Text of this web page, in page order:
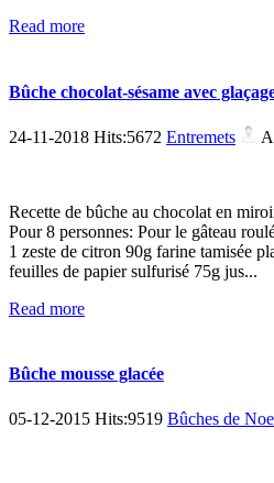
Read more
Bûche chocolat-sésame avec
24-11-2018 Hits:5672 Entremets
Recette de bûche au chocolat en
Pour 8 personnes: Pour le gâteau
1 zeste de citron 90g farine tamisée
feuilles de papier sulfurisé 75g jus...
Read more
Bûche mousse glacée
05-12-2015 Hits:9519 Bûches de